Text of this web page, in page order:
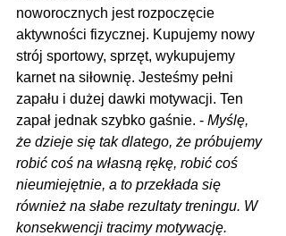
noworocznych jest rozpoczęcie
aktywności fizycznej. Kupujemy nowy
strój sportowy, sprzęt, wykupujemy
karnet na siłownię. Jesteśmy pełni
zapału i dużej dawki motywacji. Ten
zapał jednak szybko gaśnie. - Myślę,
że dzieje się tak dlatego, że próbujemy
robić coś na własną rękę, robić coś
nieumiejętnie, a to przekłada się
również na słabe rezultaty treningu. W
konsekwencji tracimy motywację.